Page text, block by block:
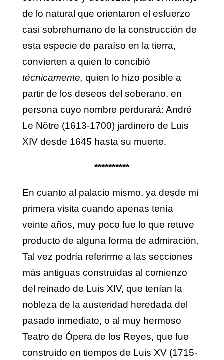
de lo natural que orientaron el esfuerzo
casi sobrehumano de la construcción de
esta especie de paraíso en la tierra,
convierten a quien lo concibió
técnicamente, quien lo hizo posible a
partir de los deseos del soberano, en
persona cuyo nombre perdurará: André
Le Nôtre (1613-1700) jardinero de Luis
XIV desde 1645 hasta su muerte.
**********
En cuanto al palacio mismo, ya desde mi
primera visita cuando apenas tenía
veinte años, muy poco fue lo que retuve
producto de alguna forma de admiración.
Tal vez podría referirme a las secciones
más antiguas construidas al comienzo
del reinado de Luis XIV, que tenían la
nobleza de la austeridad heredada del
pasado inmediato, o al muy hermoso
Teatro de Ópera de los Reyes, que fue
construido en tiempos de Luis XV (1715-